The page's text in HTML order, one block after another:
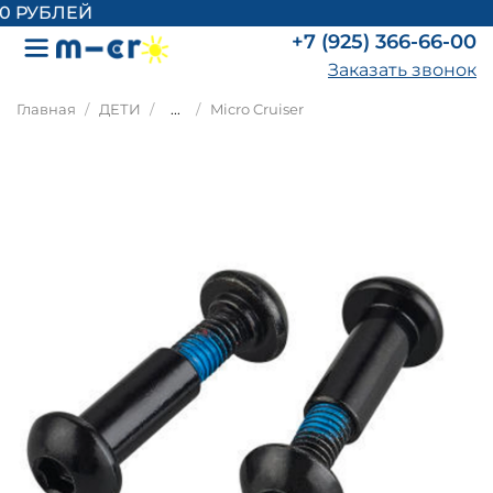
+7 (925) 366-66-00
Заказать звонок
Главная ДЕТИ ... Micro Cruiser